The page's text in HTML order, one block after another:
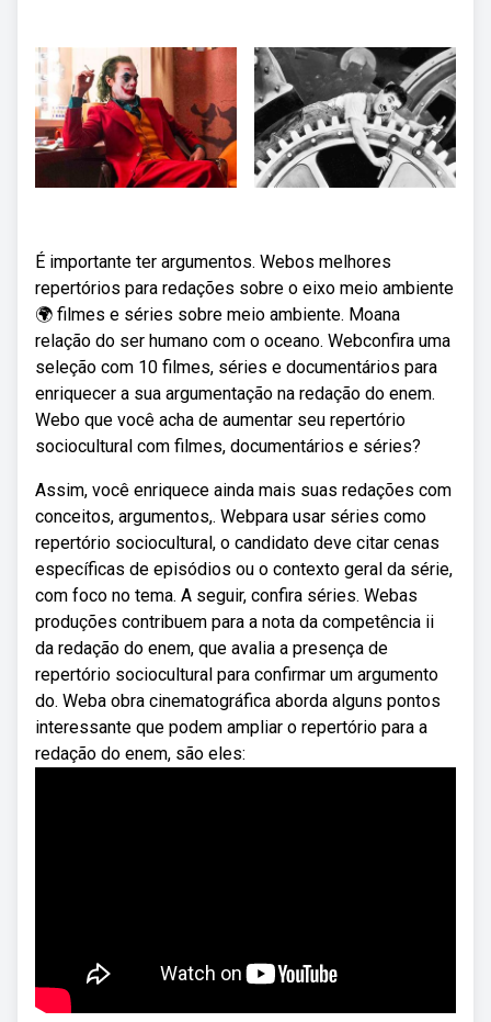
É importante ter argumentos. Webos melhores
repertórios para redações sobre o eixo meio ambiente
🌍 filmes e séries sobre meio ambiente. Moana
relação do ser humano com o oceano. Webconfira uma
seleção com 10 filmes, séries e documentários para
enriquecer a sua argumentação na redação do enem.
Webo que você acha de aumentar seu repertório
sociocultural com filmes, documentários e séries?
Assim, você enriquece ainda mais suas redações com
conceitos, argumentos,. Webpara usar séries como
repertório sociocultural, o candidato deve citar cenas
específicas de episódios ou o contexto geral da série,
com foco no tema. A seguir, confira séries. Webas
produções contribuem para a nota da competência ii
da redação do enem, que avalia a presença de
repertório sociocultural para confirmar um argumento
do. Weba obra cinematográfica aborda alguns pontos
interessante que podem ampliar o repertório para a
redação do enem, são eles: